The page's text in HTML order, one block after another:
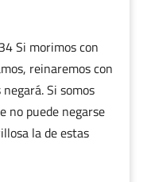
Si morimos con
reinaremos con
Si somos
no puede negarse
la de estas